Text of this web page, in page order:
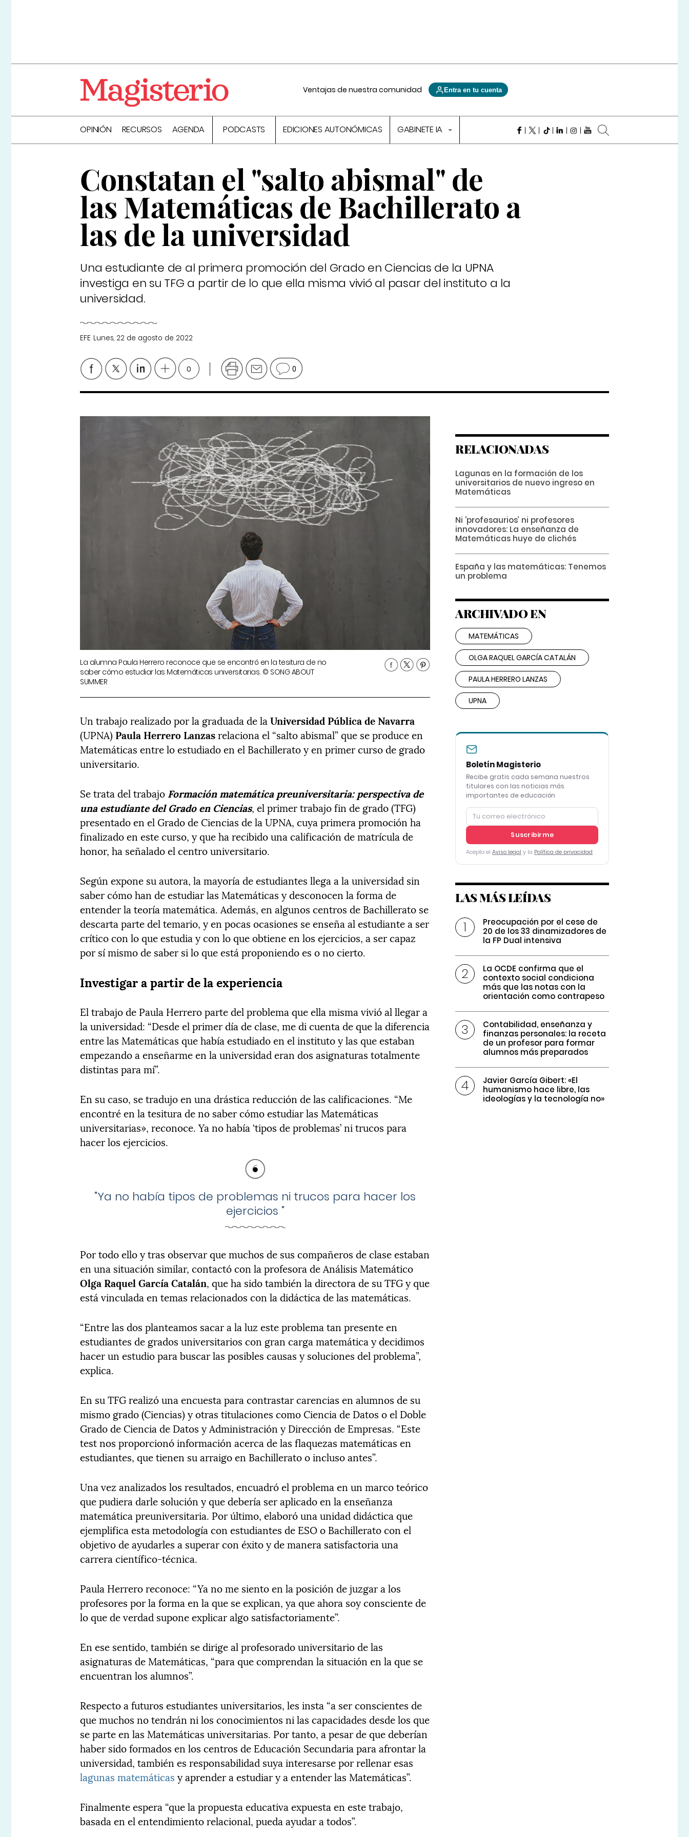
Ventajas de nuestra comunidad Entra en tu cuenta
OPINIÓN RECURSOS AGENDA PODCASTS EDICIONES AUTONÓMICAS GABINETE IA
Constatan el "salto abismal" de
las Matemáticas de Bachillerato a
las de la universidad
Una estudiante de al primera promoción del Grado en Ciencias de la UPNA
investiga en su TFG a partir de lo que ella misma vivió al pasar del instituto a la
universidad.
EFE Lunes, 22 de agosto de 2022
0 0
La alumna Paula Herrero reconoce que se encontró en la tesitura de no
saber cómo estudiar las Matemáticas universitarias. © SONG ABOUT
SUMMER
Un trabajo realizado por la graduada de laUniversidad Pública de Navarra
(UPNA) Paula Herrero Lanzasrelaciona el “salto abismal” que se produce en
Matemáticas entre lo estudiado en el Bachillerato y en primer curso de grado
universitario.
Se trata del trabajo Formación matemática preuniversitaria: perspectiva de
una estudiante del Grado en Ciencias, el primer trabajo fin de grado (TFG)
presentado en el Grado de Ciencias de la UPNA, cuya primera promoción ha
finalizado en este curso, y que ha recibido una calificación de matrícula de
honor, ha señalado el centro universitario.
Según expone su autora, la mayoría de estudiantes llega a la universidad sin
saber cómo han de estudiar las Matemáticas y desconocen la forma de
entender la teoría matemática. Además, en algunos centros de Bachillerato se
descarta parte del temario, y en pocas ocasiones se enseña al estudiante a ser
crítico con lo que estudia y con lo que obtiene en los ejercicios, a ser capaz
por sí mismo de saber si lo que está proponiendo es o no cierto.
Investigar a partir de la experiencia
El trabajo de Paula Herrero parte del problema que ella misma vivió al llegar a
la universidad: “Desde el primer día de clase, me di cuenta de que la diferencia
entre las Matemáticas que había estudiado en el instituto y las que estaban
empezando a enseñarme en la universidad eran dos asignaturas totalmente
distintas para mí”.
En su caso, se tradujo en una drástica reducción de las calificaciones. “Me
encontré en la tesitura de no saber cómo estudiar las Matemáticas
universitarias», reconoce. Ya no había ‘tipos de problemas’ ni trucos para
hacer los ejercicios.
"Ya no había tipos de problemas ni trucos para hacer los
ejercicios "
Por todo ello y tras observar que muchos de sus compañeros de clase estaban
en una situación similar, contactó con la profesora de Análisis Matemático
Olga Raquel García Catalán, que ha sido también la directora de su TFG y que
está vinculada en temas relacionados con la didáctica de las matemáticas.
“Entre las dos planteamos sacar a la luz este problema tan presente en
estudiantes de grados universitarios con gran carga matemática y decidimos
hacer un estudio para buscar las posibles causas y soluciones del problema”,
explica.
En su TFG realizó una encuesta para contrastar carencias en alumnos de su
mismo grado (Ciencias) y otras titulaciones como Ciencia de Datos o el Doble
Grado de Ciencia de Datos y Administración y Dirección de Empresas. “Este
test nos proporcionó información acerca de las flaquezas matemáticas en
estudiantes, que tienen su arraigo en Bachillerato o incluso antes”.
Una vez analizados los resultados, encuadró el problema en un marco teórico
que pudiera darle solución y que debería ser aplicado en la enseñanza
matemática preuniversitaria. Por último, elaboró una unidad didáctica que
ejemplifica esta metodología con estudiantes de ESO o Bachillerato con el
objetivo de ayudarles a superar con éxito y de manera satisfactoria una
carrera científico-técnica.
Paula Herrero reconoce: “Ya no me siento en la posición de juzgar a los
profesores por la forma en la que se explican, ya que ahora soy consciente de
lo que de verdad supone explicar algo satisfactoriamente”.
En ese sentido, también se dirige al profesorado universitario de las
asignaturas de Matemáticas, “para que comprendan la situación en la que se
encuentran los alumnos”.
Respecto a futuros estudiantes universitarios, les insta “a ser conscientes de
que muchos no tendrán ni los conocimientos ni las capacidades desde los que
se parte en las Matemáticas universitarias. Por tanto, a pesar de que deberían
haber sido formados en los centros de Educación Secundaria para afrontar la
universidad, también es responsabilidad suya interesarse por rellenar esas
lagunas matemáticas y aprender a estudiar y a entender las Matemáticas”.
Finalmente espera “que la propuesta educativa expuesta en este trabajo,
basada en el entendimiento relacional, pueda ayudar a todos”.
RELACIONADAS
Lagunas en la formación de los
universitarios de nuevo ingreso en
Matemáticas
Ni ‘profesaurios’ ni profesores
innovadores: La enseñanza de
Matemáticas huye de clichés
España y las matemáticas: Tenemos
un problema
ARCHIVADO EN
MATEMÁTICAS
OLGA RAQUEL GARCÍA CATALÁN
PAULA HERRERO LANZAS
UPNA
Boletín Magisterio
Recibe gratis cada semana nuestros
titulares con las noticias más
importantes de educación
Suscribirme
Acepto el Aviso legal y la Política de privacidad
LAS MÁS LEÍDAS
Preocupación por el cese de
20 de los 33 dinamizadores de
la FP Dual intensiva
La OCDE confirma que el
contexto social condiciona
más que las notas con la
orientación como contrapeso
Contabilidad, enseñanza y
finanzas personales: la receta
de un profesor para formar
alumnos más preparados
Javier García Gibert: «El
humanismo hace libre, las
ideologías y la tecnología no»